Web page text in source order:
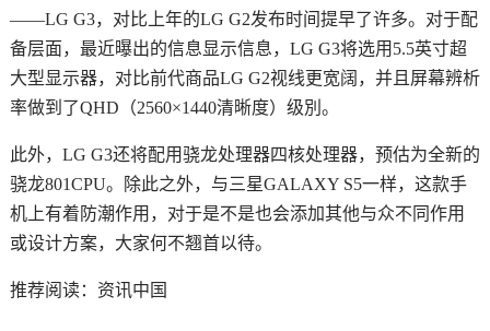
——LG G3，对比上年的LG G2发布时间提早了许多。对于配
备层面，最近曝出的信息显示信息，LG G3将选用5.5英寸超
大型显示器，对比前代商品LG G2视线更宽阔，并且屏幕辨析
率做到了QHD（2560×1440清晰度）级別。
此外，LG G3还将配用骁龙处理器四核处理器，预估为全新的
骁龙801CPU。除此之外，与三星GALAXY S5一样，这款手
机上有着防潮作用，对于是不是也会添加其他与众不同作用
或设计方案，大家何不翘首以待。
推荐阅读： 资讯中国